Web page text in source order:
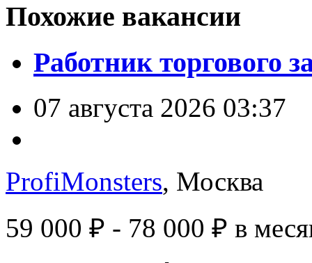
Похожие вакансии
Работник торгового
07 августа 2026 03:37
ProfiMonsters, Москва
59 000 ₽ - 78 000 ₽ в